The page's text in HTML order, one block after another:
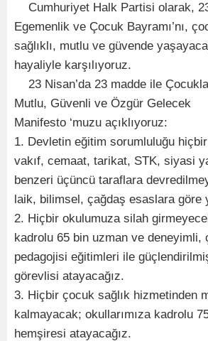
Cumhuriyet Halk Partisi olarak,
Egemenlik ve Çocuk Bayramı’nı,
sağlıklı, mutlu ve güvende
hayaliyle karşılıyoruz.
23 Nisan’da 23 madde ile
Mutlu, Güvenli ve Özgür Gelecek
Manifesto ‘muzu açıklıyoruz:
1. Devletin eğitim sorumluluğu
vakıf, cemaat, tarikat, STK, siyasi
benzeri üçüncü taraflara
laik, bilimsel, çağdaş esaslara göre
2. Hiçbir okulumuza silah
kadrolu 65 bin uzman ve deneyimli,
pedagojisi eğitimleri ile
görevlisi atayacağız.
3. Hiçbir çocuk sağlık hizmetinden
kalmayacak; okullarımıza kadrolu
hemşiresi atayacağız.